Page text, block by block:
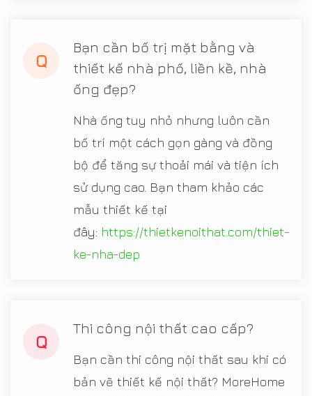
Q
Bạn cần bố trị mặt bằng và
thiết kế nhà phố, liền kề, nhà
ống đẹp?
Nhà ống tuy nhỏ nhưng luôn cần
bố trí một cách gọn gàng và đồng
bộ để tăng sự thoải mái và tiện ích
sử dụng cao. Bạn tham khảo các
mẫu thiết kế tại
đây: https://thietkenoithat.com/thiet-
ke-nha-dep
Q
Thi công nội thất cao cấp?
Bạn cần thi công nội thất sau khi có
bản vẽ thiết kế nội thất? MoreHome